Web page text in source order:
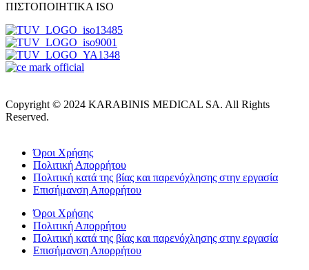
ΠΙΣΤΟΠΟΙΗΤΙΚΑ ISO
Copyright © 2024 KARABINIS MEDICAL SA. All Rights
Reserved.
Όροι Χρήσης
Πολιτική Απορρήτου
Πολιτική κατά της βίας και παρενόχλησης στην εργασία
Επισήμανση Απορρήτου
Όροι Χρήσης
Πολιτική Απορρήτου
Πολιτική κατά της βίας και παρενόχλησης στην εργασία
Επισήμανση Απορρήτου